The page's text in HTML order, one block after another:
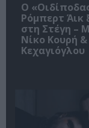
O
Ρόμπερτ Άικ
στη Στέγη –
Νίκο Κουρή
Κεχαγιόγλου